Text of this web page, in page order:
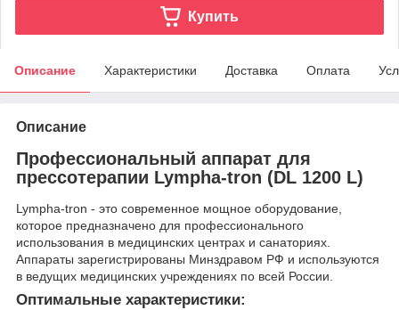
Купить
Описание Характеристики Доставка Оплата
Описание
Профессиональный аппарат для
прессотерапии Lympha-tron (DL 1200 L)
Lympha-tron - это современное мощное оборудование,
которое предназначено для профессионального
использования в медицинских центрах и санаториях.
Аппараты зарегистрированы Минздравом РФ и используются
в ведущих медицинских учреждениях по всей России.
Оптимальные характеристики: